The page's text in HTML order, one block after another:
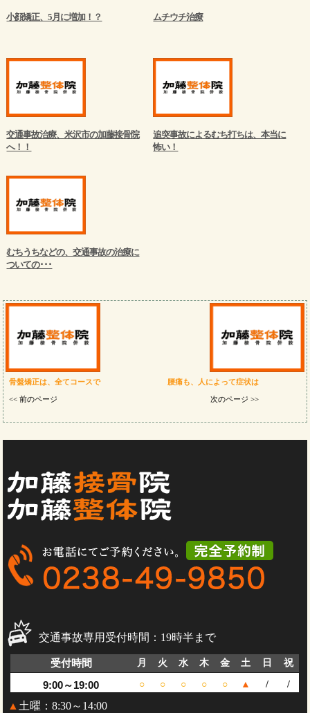
小顔矯正、5月に増加！？ ムチウチ治療
交通事故治療、米沢市の加藤接骨院
へ！！
追突事故によるむち打ちは、本当に
怖い！
むちうちなどの、交通事故の治療に
ついての･･･
骨盤矯正は、全てコースで
<< 前のページ
腰痛も、人によって症状は
次のページ >>
交通事故専用受付時間：19時半まで
受付時間 月 火 水 木 金 土 日 祝
9:00～19:00 ○ ○ ○ ○ ○ ▲ / /
▲ 土曜：8:30～14:00